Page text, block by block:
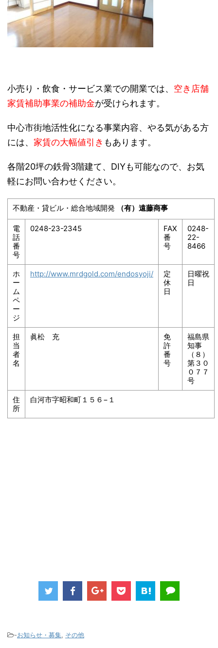
小売り・飲食・サービス業での開業では、 空き店舗
家賃補助事業の補助金が受けられます。
中心市街地活性化になる事業内容、やる気がある方
には、 家賃の大幅値引き もあります。
各階20坪の鉄骨3階建て、DIYも可能なので、お気
軽にお問い合わせください。
不動産・貸ビル・総合地域開発 （有）遠藤商事
電
話
番
号
0248-23-2345
FAX
番
号
0248-
22-
8466
ホ
ー
ム
ペ
ー
ジ
http://www.mrdgold.com/endosyoji/
定
休
日
日曜祝
日
担
当
者
名
眞松 充
免
許
番
号
福島県
知事
（８）
第３０
０７７
号
住
所
白河市字昭和町１５６−１
-お知らせ・募集, その他